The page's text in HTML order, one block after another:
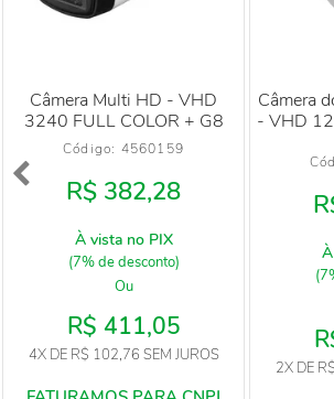
Câmera Multi HD - VHD
3240 FULL COLOR + G8
Código: 4560159
R$ 382,28
À vista no PIX
(7% de desconto)
Ou
R$ 411,05
4XDE R$ 102,76 SEM JUROS
Câmera
- VHD
2XDE